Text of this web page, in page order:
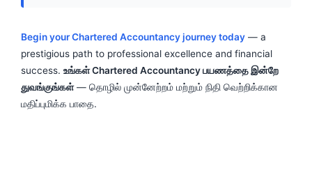
Begin your Chartered Accountancy journey today — a
prestigious path to professional excellence and financial
success. உங்கள் Chartered Accountancy பயணத்தை இன்றே
துவங்குங்கள்— தொழில் முன்னேற்றம் மற்றும் நிதி வெற்றிக்கான
மதிப்புமிக்க பாதை.